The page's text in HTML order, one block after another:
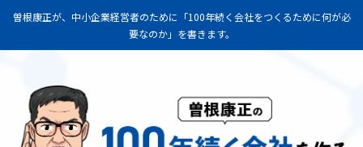
曽根康正が、中小企業経営者のために「100年続く会社をつくるために何が必
要なのか」を書きます。